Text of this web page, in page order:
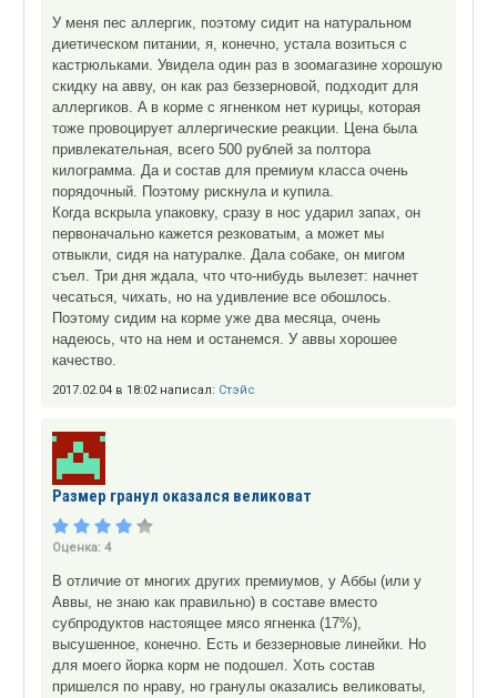
У меня пес аллергик, поэтому сидит на натуральном
диетическом питании, я, конечно, устала возиться с
кастрюльками. Увидела один раз в зоомагазине хорошую
скидку на авву, он как раз беззерновой, подходит для
аллергиков. A в корме с ягненком нет курицы, которая
тоже провоцирует аллергические реакции. Цена была
привлекательная, всего 500 рублей за полтора
килограмма. Да и состав для премиум класса очень
порядочный. Поэтому рискнула и купила.
Когда вскрыла упаковку, сразу в нос ударил запах, он
первоначально кажется резковатым, а может мы
отвыкли, сидя на натуралке. Дала собаке, он мигом
съел. Три дня ждала, что что-нибудь вылезет: начнет
чесаться, чихать, но на удивление все обошлось.
Поэтому сидим на корме уже два месяца, очень
надеюсь, что на нем и останемся. У аввы хорошее
качество.
2017.02.04 в 18:02 написал: Стэйс
Размер гранул оказался великоват
Оценка: 4
В отличие от многих других премиумов, у Аббы (или у
Аввы, не знаю как правильно) в составе вместо
субпродуктов настоящее мясо ягненка (17%),
высушенное, конечно. Есть и беззерновые линейки. Но
для моего йорка корм не подошел. Хоть состав
пришелся по нраву, но гранулы оказались великоваты,